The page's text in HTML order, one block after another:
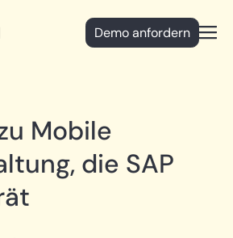
Demo anfordern
Mobile
die SAP